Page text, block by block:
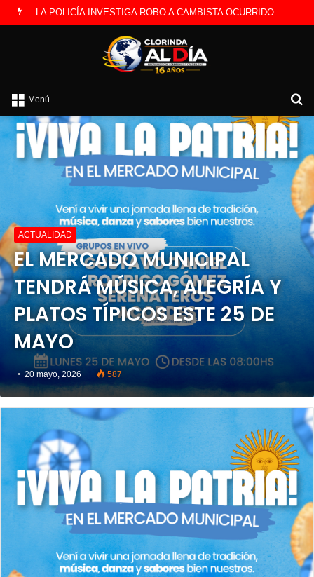
PREOCUPACIÓN POR MOTOS QUE CIRCULAN SIN ILUMINACIÓN
Menú
ACTUALIDAD
EL MERCADO MUNICIPAL
TENDRÁ MÚSICA, ALEGRÍA Y
PLATOS TÍPICOS ESTE 25 DE
MAYO
20 mayo, 2026 587